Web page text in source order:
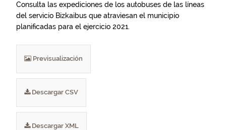
Consulta las expediciones de los autobuses de las líneas
del servicio Bizkaibus que atraviesan el municipio
planificadas para el ejercicio 2021.
Previsualización
Descargar CSV
Descargar XML